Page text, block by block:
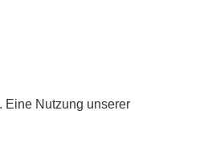
Eine Nutzung unserer